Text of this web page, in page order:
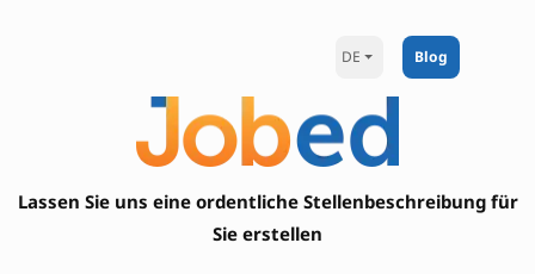
DE Blog
Lassen Sie uns eine ordentliche Stellenbeschreibung für
Sie erstellen